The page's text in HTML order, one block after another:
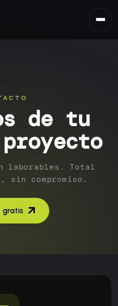
de tu
laborables. Total
sin compromiso.
gratis